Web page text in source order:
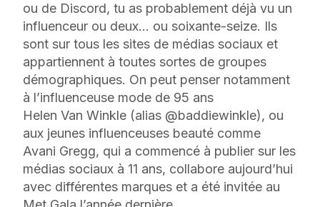
ou de Discord, tu as probablement déjà vu un
influenceur ou deux… ou soixante-seize. Ils
sont sur tous les sites de médias sociaux et
appartiennent à toutes sortes de groupes
démographiques. On peut penser notamment
à l’influenceuse mode de 95 ans
Helen Van Winkle (alias @baddiewinkle), ou
aux jeunes influenceuses beauté comme
Avani Gregg, qui a commencé à publier sur les
médias sociaux à 11 ans, collabore aujourd’hui
avec différentes marques et a été invitée au